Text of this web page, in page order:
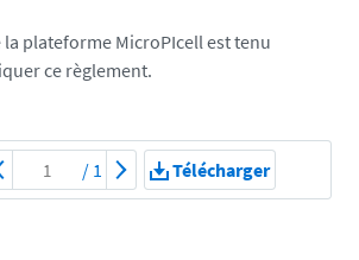
plateforme MicroPIcell est tenu
ce règlement.
/ 1 Télécharger